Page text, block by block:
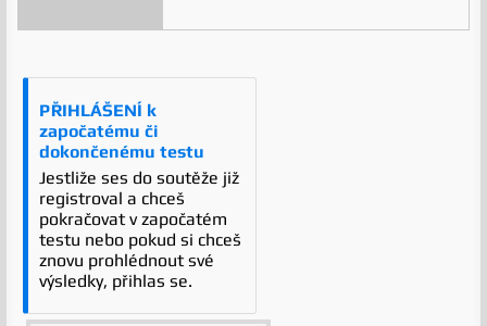
PŘIHLÁŠENÍ k
započatému či
dokončenému testu
Jestliže ses do soutěže již
registroval a chceš
pokračovat v započatém
testu nebo pokud si chceš
znovu prohlédnout své
výsledky, přihlas se.